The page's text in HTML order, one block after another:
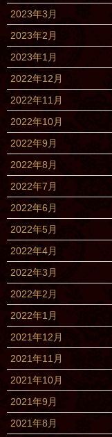
2023年3月
2023年2月
2023年1月
2022年12月
2022年11月
2022年10月
2022年9月
2022年8月
2022年7月
2022年6月
2022年5月
2022年4月
2022年3月
2022年2月
2022年1月
2021年12月
2021年11月
2021年10月
2021年9月
2021年8月